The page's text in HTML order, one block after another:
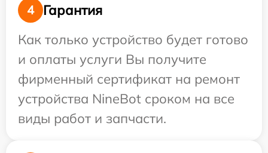
4
Гарантия
Как только устройство будет готово
и оплаты услуги Вы получите
фирменный сертификат на ремонт
устройства NineBot сроком на все
виды работ и запчасти.